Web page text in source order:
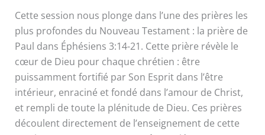
Cette session nous plonge dans l’une des prières les
plus profondes du Nouveau Testament : la prière de
Paul dans Éphésiens 3:14-21. Cette prière révèle le
cœur de Dieu pour chaque chrétien : être
puissamment fortifié par Son Esprit dans l’être
intérieur, enraciné et fondé dans l’amour de Christ,
et rempli de toute la plénitude de Dieu. Ces prières
découlent directement de l’enseignement de cette